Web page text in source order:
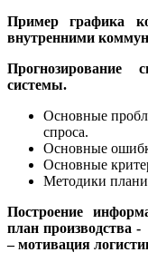
Пример графика
внутренними
Прогнозирование
системы.
Основные
спроса.
Основные
Основные
Методики
Построение
план производства
– мотивация